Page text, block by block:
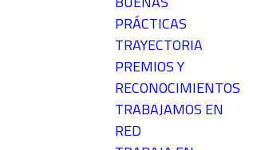
PRÁCTICAS
TRAYECTORIA
PREMIOS Y
RECONOCIMIENTOS
TRABAJAMOS EN
RED